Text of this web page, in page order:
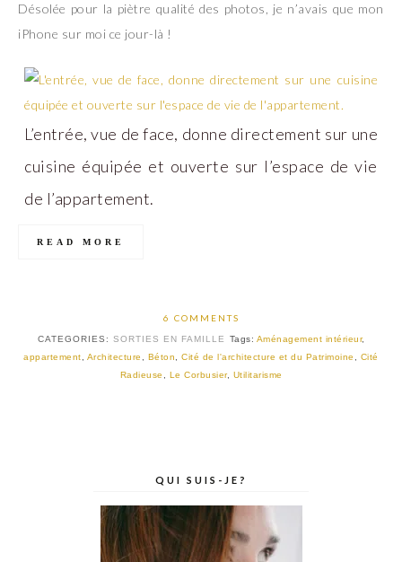
Désolée pour la piètre qualité des photos, je n’avais que mon
iPhone sur moi ce jour-là !
L’entrée, vue de face, donne directement sur une
cuisine équipée et ouverte sur l’espace de vie
de l’appartement.
READ MORE
6 COMMENTS
CATEGORIES: SORTIES EN FAMILLE Tags: Aménagement intérieur,
appartement, Architecture , Béton,Cité de l'architecture et du Patrimoine , Cité
Radieuse , Le Corbusier, Utilitarisme
QUI SUIS-JE?